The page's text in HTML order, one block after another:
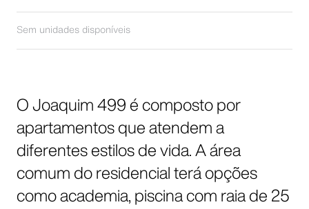
Sem unidades disponíveis
O Joaquim 499 é composto por
apartamentos que atendem a
diferentes estilos de vida. A área
comum do residencial terá opções
como academia, piscina com raia de 25